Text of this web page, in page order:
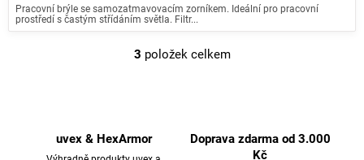
Pracovní brýle se samozatmavovacím zorníkem. Ideální pro pracovní
prostředí s častým střídáním světla. Filtr...
O
3 položek celkem
uvex & HexArmor
Doprava zdarma od 3.000
Kč